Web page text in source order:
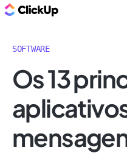
SOFTWARE
Os 13